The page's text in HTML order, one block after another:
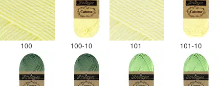
100 100-10 101 101-10